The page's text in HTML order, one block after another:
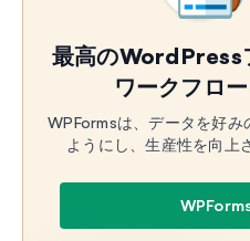
最高のWordPress
ワークフロ
WPFormsは、データを好み
ようにし、生産性を向上